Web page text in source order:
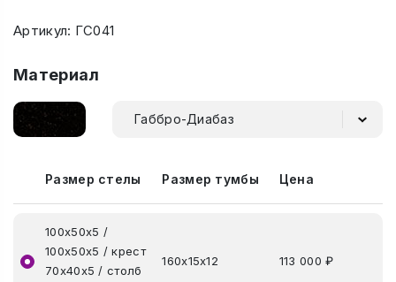
Артикул: ГС041
Материал
Габбро-Диабаз
Размер стелы Размер тумбы Цена
100х50х5 /
100х50х5 / крест
70х40х5 / столб
160х15х12 113 000 ₽